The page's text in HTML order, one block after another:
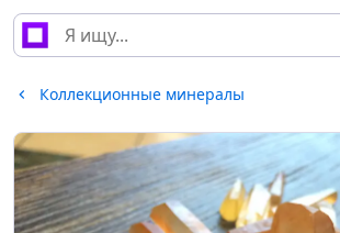
Коллекционные минералы